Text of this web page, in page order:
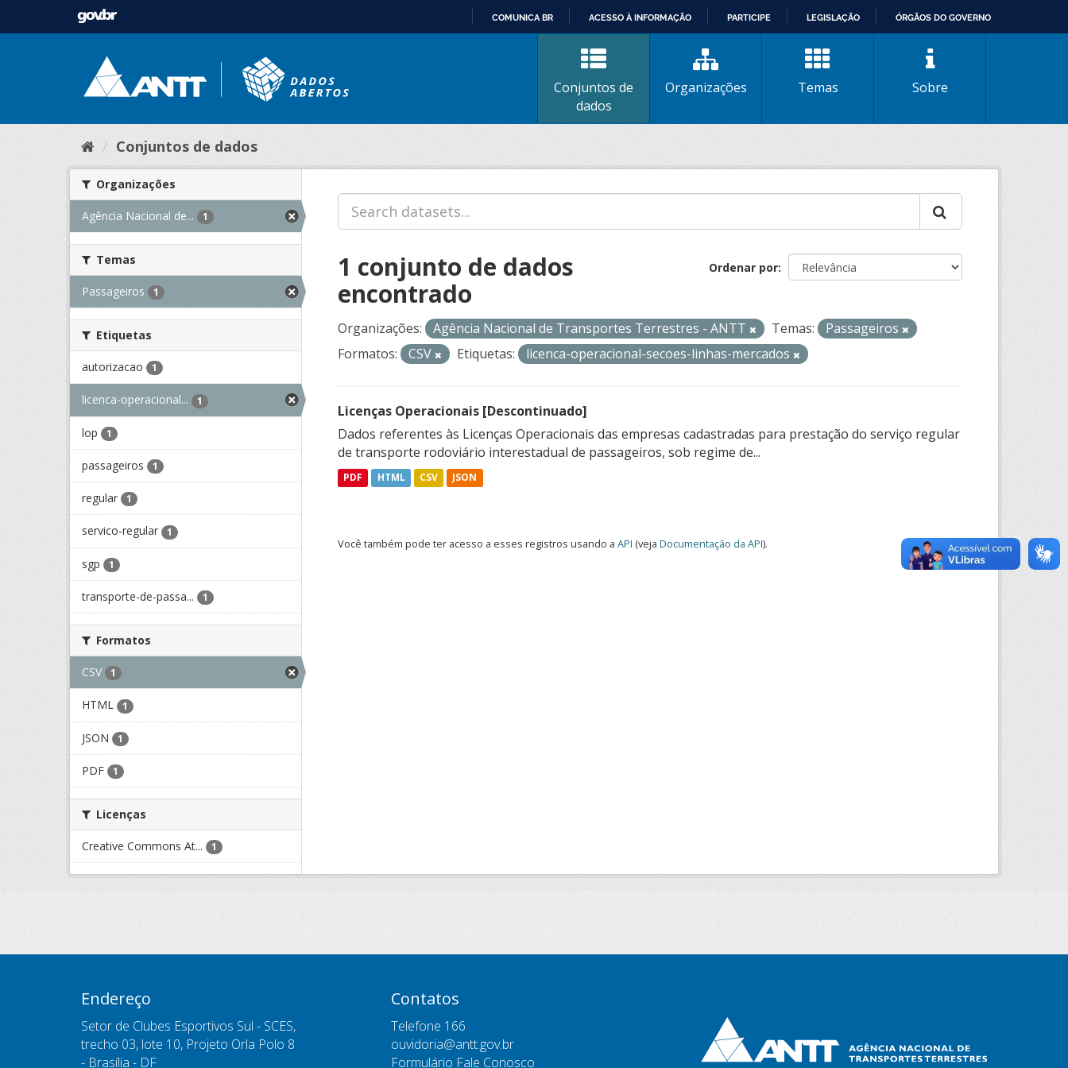
CONTEÚDO
COMUNICA BR ACESSO À INFORMAÇÃO PARTICIPE LEGISLAÇÃO ÓRGÃOS DO GOVERNO
Conjuntos de
dados
Organizações Temas Sobre
Conjuntos de dados
Organizações
Agência Nacional de... 1
Temas
Passageiros 1
Etiquetas
autorizacao 1
licenca-operacional... 1
lop 1
passageiros 1
regular 1
servico-regular 1
sgp 1
transporte-de-passa... 1
Formatos
CSV 1
HTML 1
JSON 1
PDF 1
Licenças
Creative Commons At... 1
Ordenar por
1 conjunto de dados
encontrado
Organizações: Agência Nacional de Transportes Terrestres - ANTT Temas:
Passageiros
Formatos:
CSV Etiquetas: licenca-operacional-secoes-linhas-mercados
Licenças Operacionais [Descontinuado]
Dados referentes às Licenças Operacionais das empresas cadastradas para prestação do serviço regular
de transporte rodoviário interestadual de passageiros, sob regime de...
PDF HTML CSV JSON
Você também pode ter acesso a esses registros usando a API (veja Documentação da API).
Endereço
Setor de Clubes Esportivos Sul - SCES,
trecho 03, lote 10, Projeto Orla Polo 8
- Brasília - DF
Contatos
Telefone 166
ouvidoria@antt.gov.br
Formulário Fale Conosco